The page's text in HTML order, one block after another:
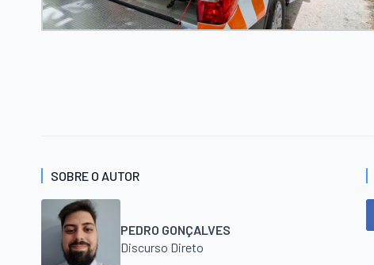
SOBRE O AUTOR
PEDRO GONÇALVES
Discurso Direto